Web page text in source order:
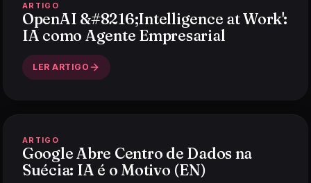
ARTIGO
OpenAI &#8216;Intelligence at Work':
IA como Agente Empresarial
LER ARTIGO
ARTIGO
Google Abre Centro de Dados na
Suécia: IA é o Motivo (EN)